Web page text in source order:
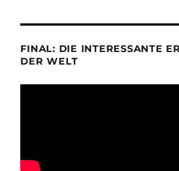
FINAL: DIE INTERESSANTE
DER WELT